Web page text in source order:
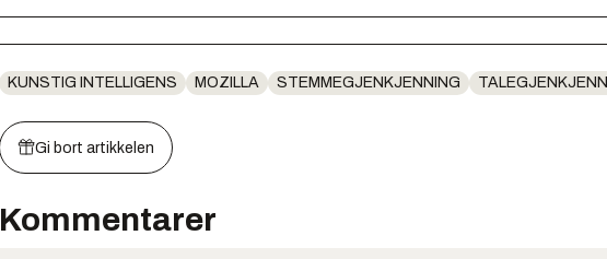
KUNSTIG INTELLIGENS MOZILLA STEMMEGJENKJENNING
Gi bort artikkelen
Kommentarer